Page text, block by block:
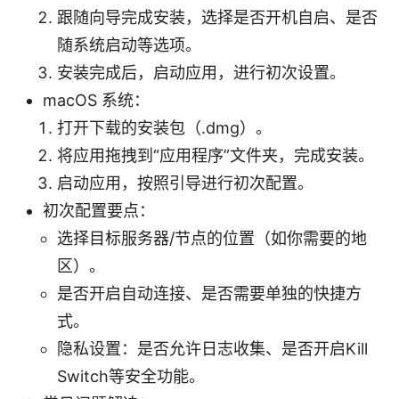
跟随向导完成安装，选择是否开机自启、是否
随系统启动等选项。
安装完成后，启动应用，进行初次设置。
macOS 系统：
打开下载的安装包（.dmg）。
将应用拖拽到“应用程序”文件夹，完成安装。
启动应用，按照引导进行初次配置。
初次配置要点：
选择目标服务器/节点的位置（如你需要的地
区）。
是否开启自动连接、是否需要单独的快捷方
式。
隐私设置：是否允许日志收集、是否开启Kill
Switch等安全功能。